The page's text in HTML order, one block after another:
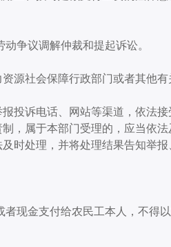
争议调解仲裁和提起诉讼。
源社会保障行政部门或者其他有
投诉电话、网站等渠道，依法
，属于本部门受理的，应当依法
时处理，并将处理结果告知举报
现金支付给农民工本人，不得